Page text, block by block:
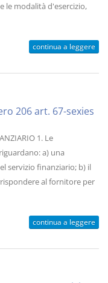
le modalità d'esercizio,
continua a leggere
206 art. 67-sexies
1. Le
a) una
servizio finanziario; b) il
al fornitore per
continua a leggere